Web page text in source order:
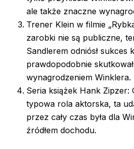
ale także znaczne
Trener Klein w filmie
zarobki nie są publiczne,
Sandlerem odniósł sukces
prawdopodobnie
wynagrodzeniem Winklera.
Seria książek Hank Zipzer:
typowa rola aktorska, ta
przez cały czas była dla
źródłem dochodu.